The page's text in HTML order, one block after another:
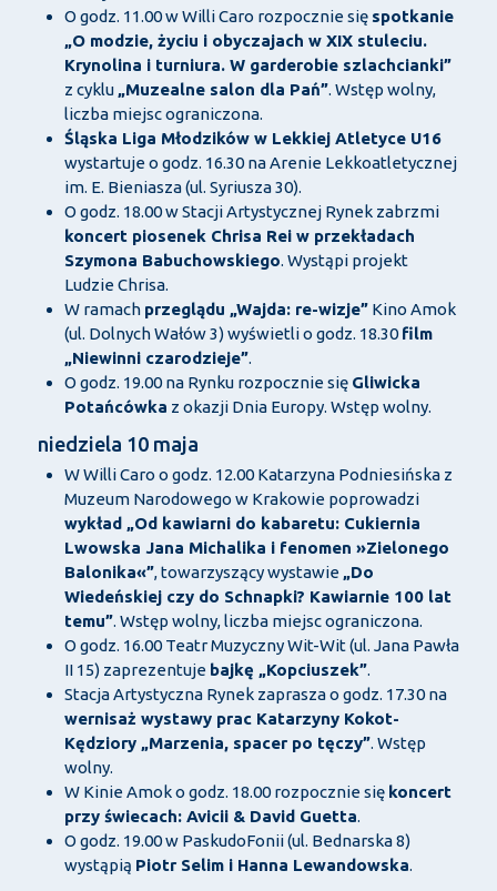
O godz. 11.00 w Willi Caro rozpocznie się spotkanie
„O modzie, życiu i obyczajach w XIX stuleciu.
Krynolina i turniura. W garderobie szlachcianki”
z cyklu „Muzealne salon dla Pań”. Wstęp wolny,
liczba miejsc ograniczona.
Śląska Liga Młodzików w Lekkiej Atletyce U16
wystartuje o godz. 16.30 na Arenie Lekkoatletycznej
im. E. Bieniasza (ul. Syriusza 30).
O godz. 18.00 w Stacji Artystycznej Rynek zabrzmi
koncert piosenek Chrisa Rei w przekładach
Szymona Babuchowskiego. Wystąpi projekt
Ludzie Chrisa.
W ramach przeglądu „Wajda: re-wizje”Kino Amok
(ul. Dolnych Wałów 3) wyświetli o godz. 18.30 film
„Niewinni czarodzieje”.
O godz. 19.00 na Rynku rozpocznie się Gliwicka
Potańcówka z okazji Dnia Europy. Wstęp wolny.
niedziela 10 maja
W Willi Caro o godz. 12.00 Katarzyna Podniesińska z
Muzeum Narodowego w Krakowie poprowadzi
wykład „Od kawiarni do kabaretu: Cukiernia
Lwowska Jana Michalika i fenomen »Zielonego
Balonika«”, towarzyszący wystawie „Do
Wiedeńskiej czy do Schnapki? Kawiarnie 100 lat
temu”. Wstęp wolny, liczba miejsc ograniczona.
O godz. 16.00 Teatr Muzyczny Wit-Wit (ul. Jana Pawła
II 15) zaprezentuje bajkę „Kopciuszek”.
Stacja Artystyczna Rynek zaprasza o godz. 17.30 na
wernisaż wystawy prac Katarzyny Kokot-
Kędziory „Marzenia, spacer po tęczy”. Wstęp
wolny.
W Kinie Amok o godz. 18.00 rozpocznie się koncert
przy świecach: Avicii & David Guetta.
O godz. 19.00 w PaskudoFonii (ul. Bednarska 8)
wystąpią Piotr Selim i Hanna Lewandowska.